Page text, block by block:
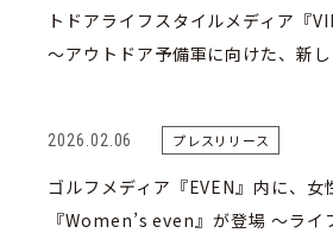
トドアライフスタイルメディア『
～アウトドア予備軍に向けた、新
2026.02.06 プレスリリース
ゴルフメディア『EVEN』内に、女
『Women’s even』が登場 〜ライ